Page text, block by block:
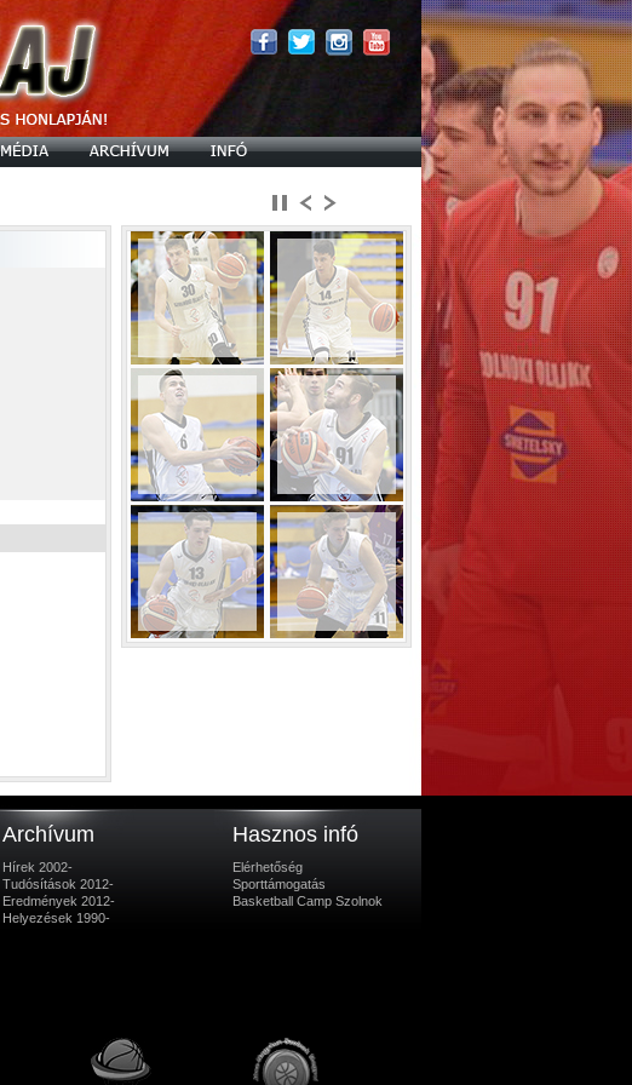
Archívum
Hírek 2002-
Tudósítások 2012-
Eredmények 2012-
Helyezések 1990-
Hasznos infó
Elérhetőség
Sporttámogatás
Basketball Camp Szolnok